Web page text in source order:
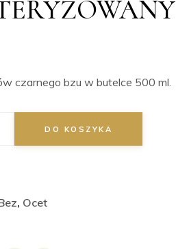
czarnego bzu w butelce 500 ml.
DO KOSZYKA
, Ocet